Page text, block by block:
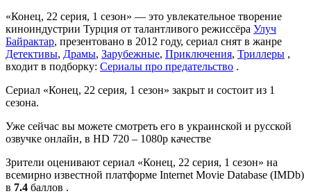
«Конец, 22 серия, 1 сезон» — это увлекательное творение
киноиндустрии Турция от талантливого режиссёра Улуч
Байрактар, презентовано в 2012 году, сериал снят в жанре
Детективы, Драмы, Зарубежные, Приключения, Триллеры ,
входит в подборку: Сериалы про предательство .
Сериал «Конец, 22 серия, 1 сезон» закрыт и состоит из 1
сезона.
Уже сейчас вы можете смотреть его в украинской и русской
озвучке онлайн, в HD 720 – 1080p качестве
Зрители оценивают сериал «Конец, 22 серия, 1 сезон» на
всемирно известной платформе Internet Movie Database (IMDb)
в 7.4 баллов .